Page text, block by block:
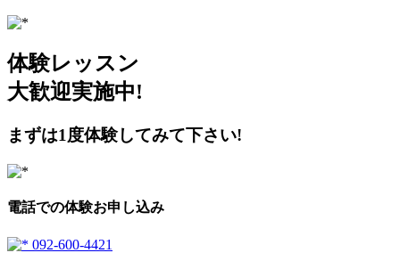
体験レッスン
大歓迎実施中!
まずは1度体験してみて下さい!
電話での体験お申し込み
092-600-4421